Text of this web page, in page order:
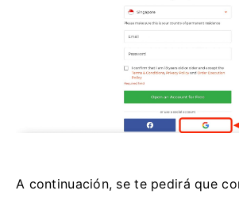
A continuación, se te pedirá que